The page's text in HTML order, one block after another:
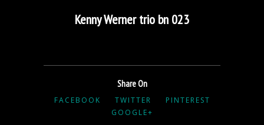
Kenny Werner trio bn 023
Share On
FACEBOOK TWITTER
PINTEREST
GOOGLE+